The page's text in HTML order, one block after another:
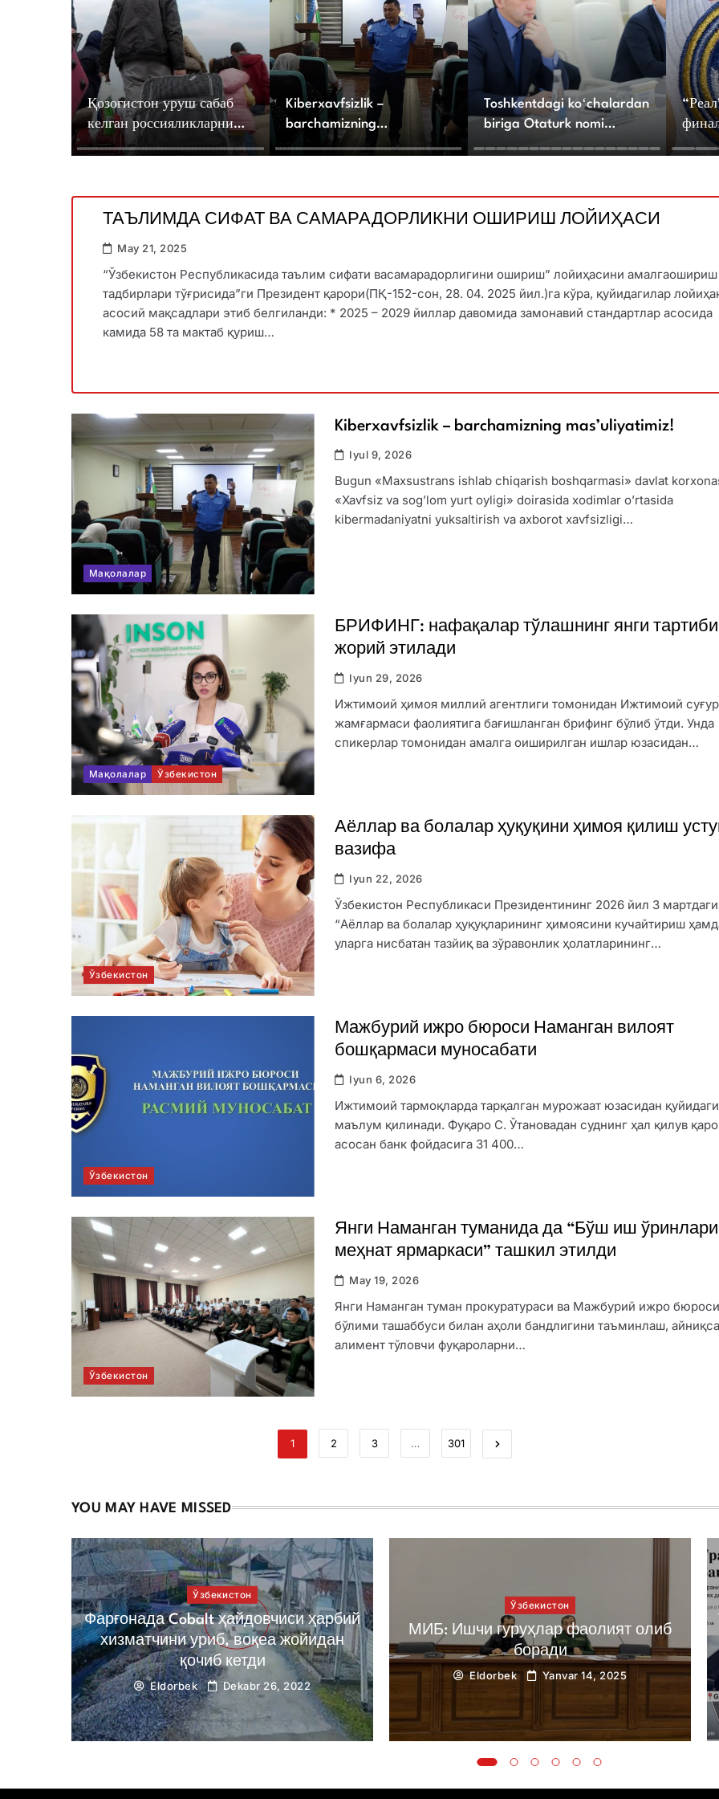
Қозоғистон уруш сабаб
келган россияликларни
оммавий депортация
Kiberxavfsizlik –
barchamizning
mas’uliyatimiz!
Toshkentdagi koʻchalardan
biriga Otaturk nomi
berilishi mumkin
шув
ТАЪЛИМДА СИФАТ ВА САМАРАДОРЛИКНИ ОШИРИШ ЛОЙИҲАСИ
May 21, 2025
“Ўзбекистон Республикасида таълим сифати васамарадорлигини ошириш” лойиҳасини
тадбирлари тўғрисида”ги Президент қарори(ПҚ-152-сон, 28. 04. 2025 йил.)га кўра, қуйидагилар
асосий мақсадлари этиб белгиланди: * 2025 – 2029 йиллар давомида замонавий стандартлар асосида
камида 58 та мактаб қуриш…
Мақолалар
Kiberxavfsizlik – barchamizning mas’uliyatimiz!
Iyul 9, 2026
Bugun «Maxsustrans ishlab chiqarish boshqarmasi» davlat
«Xavfsiz va sog’lom yurt oyligi» doirasida xodimlar o’rtasida
kibermadaniyatni yuksaltirish va axborot xavfsizligi…
Мақолалар Ўзбекистон
БРИФИНГ: нафақалар тўлашнинг янги тартиби
жорий этилади
Iyun 29, 2026
Ижтимоий ҳимоя миллий агентлиги томонидан Ижтимоий
жамғармаси фаолиятига бағишланган брифинг бўлиб ўтди. Унда
спикерлар томонидан амалга оиширилган ишлар юзасидан…
Ўзбекистон
Аёллар ва болалар ҳуқуқини ҳимоя қилиш
вазифа
Iyun 22, 2026
Ўзбекистон Республикаси Президентининг 2026 йил 3 мартдаги
“Аёллар ва болалар ҳуқуқларининг ҳимоясини кучайтириш
уларга нисбатан тазйиқ ва зўравонлик ҳолатларининг…
Ўзбекистон
Мажбурий ижро бюроси Наманган вилоят
бошқармаси муносабати
Iyun 6, 2026
Ижтимоий тармоқларда тарқалган мурожаат юзасидан
маълум қилинади. Фуқаро С. Ўтановадан суднинг ҳал қилув
асосан банк фойдасига 31 400…
Ўзбекистон
Янги Наманган туманида да “Бўш иш ўринлари
меҳнат ярмаркаси” ташкил этилди
May 19, 2026
Янги Наманган туман прокуратураси ва Мажбурий ижро
бўлими ташаббуси билан аҳоли бандлигини таъминлаш,
алимент тўловчи фуқароларни…
1 2 3 … 301
YOU MAY HAVE MISSED
Ўзбекистон
Фарғонада Cobalt ҳайдовчиси ҳарбий
хизматчини уриб, воқеа жойидан
қочиб кетди
Eldorbek Dekabr 26, 2022
Ўзбекистон
МИБ: Ишчи гуруҳлар фаолият олиб
боради
Eldorbek Yanvar 14, 2025